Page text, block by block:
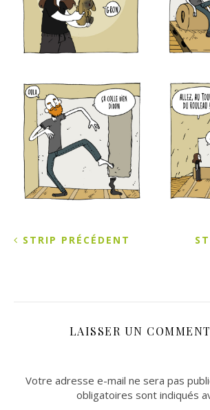
STRIP PRÉCÉDENT
LAISSER UN
Votre adresse e-mail ne sera pas
obligatoires sont indiqués